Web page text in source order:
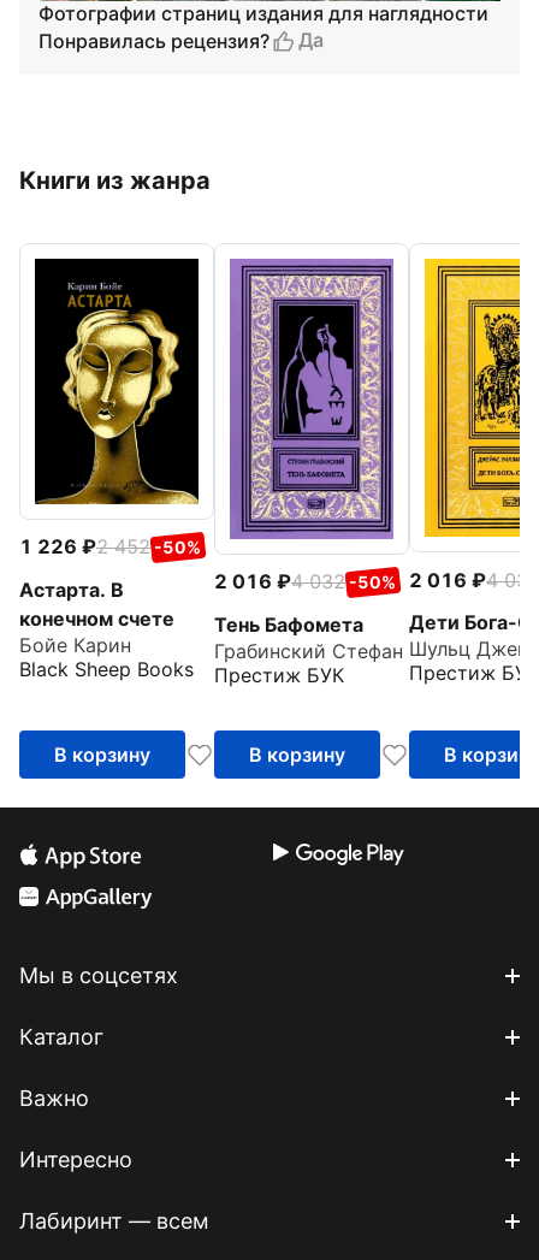
Фотографии страниц издания для наглядности
Понравилась рецензия?
Да
Книги из жанра
1 226 2 452 -50%
Астарта. В
конечном счете
Бойе Карин
Black Sheep Books
В корзину
2 016 4 032 -50%
Тень Бафомета
Грабинский Стефан
Престиж БУК
В корзину
2 016
4 032
Дети Бога-
Престиж БУК
В корзину
Мы в соцсетях
Каталог
Важно
Интересно
Лабиринт — всем